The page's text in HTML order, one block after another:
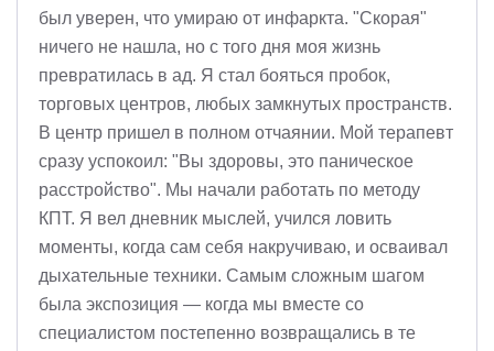
был уверен, что умираю от инфаркта. "Скорая"
ничего не нашла, но с того дня моя жизнь
превратилась в ад. Я стал бояться пробок,
торговых центров, любых замкнутых пространств.
В центр пришел в полном отчаянии. Мой терапевт
сразу успокоил: "Вы здоровы, это паническое
расстройство". Мы начали работать по методу
КПТ. Я вел дневник мыслей, учился ловить
моменты, когда сам себя накручиваю, и осваивал
дыхательные техники. Самым сложным шагом
была экспозиция — когда мы вместе со
специалистом постепенно возвращались в те